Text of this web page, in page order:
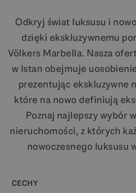
Odkryj świat luksusu i
dzięki ekskluzywnemu
Völkers Marbella. Nasza
w Istan obejmuje
prezentując ekskluzywne
które na nowo definiują
Poznaj najlepszy wybór
nieruchomości, z których
nowoczesnego luksusu
CECHY